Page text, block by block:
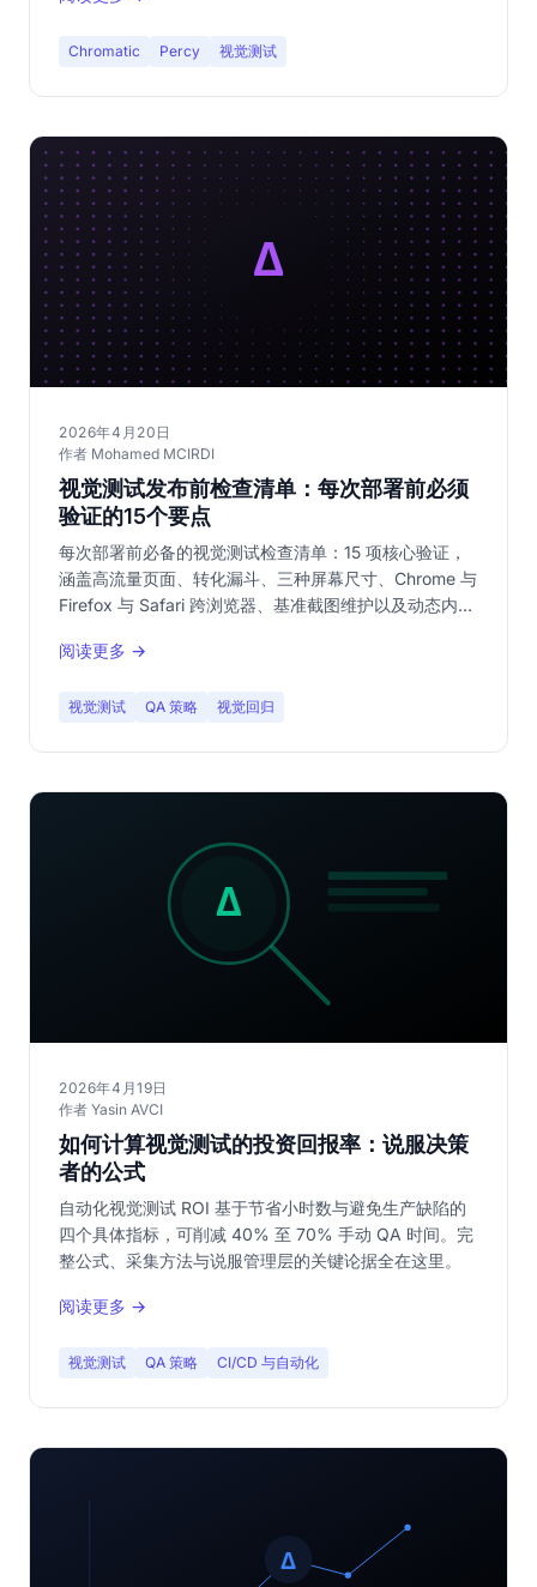
Chromatic Percy 视觉测试
2026年4月20日
作者 Mohamed MCIRDI
视觉测试发布前检查清单：每次部署前必须
验证的15个要点
每次部署前必备的视觉测试检查清单：15 项核心验证，
涵盖高流量页面、转化漏斗、三种屏幕尺寸、Chrome 与
Firefox 与 Safari 跨浏览器、基准截图维护以及动态内容
阅读更多 →
视觉测试 QA 策略 视觉回归
2026年4月19日
作者 Yasin AVCI
如何计算视觉测试的投资回报率：说服决策
者的公式
自动化视觉测试 ROI 基于节省小时数与避免生产缺陷的
四个具体指标，可削减 40% 至 70% 手动 QA 时间。完
整公式、采集方法与说服管理层的关键论据全在这里。
阅读更多 →
视觉测试 QA 策略 CI/CD 与自动化